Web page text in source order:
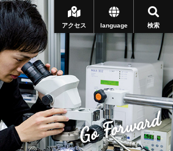
検索
language
アクセス
Go Forward